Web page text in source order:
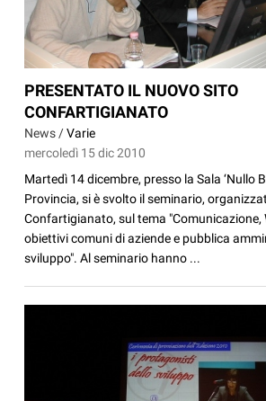
PRESENTATO IL NUOVO SITO
CONFARTIGIANATO
News /Varie
mercoledì 15 dic 2010
Martedì 14 dicembre, presso la Sala ‘Nullo
Provincia, si è svolto il seminario,
Confartigianato, sul tema "Comunicazione,
obiettivi comuni di aziende e pubblica
sviluppo". Al seminario hanno ...